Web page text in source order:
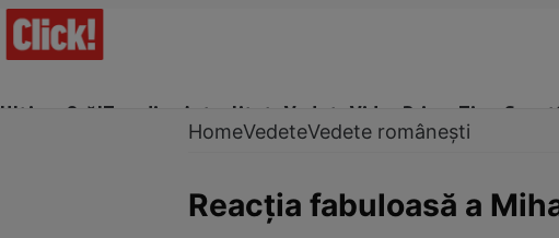
Ultima Oră!Trending Actualitate Vedete Video Prime Time Sport
HomeVedeteVedete românești
Reacția fabuloasă a